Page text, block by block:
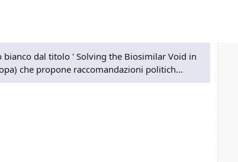
dal titolo ' Solving the Biosimilar Void in
che propone raccomandazioni politich...